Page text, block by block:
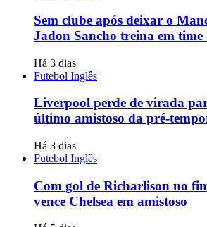
Sem clube após deixar o
Jadon Sancho treina em time
Há 3 dias
Futebol Inglês
Liverpool perde de virada
último amistoso da pré-
Há 3 dias
Futebol Inglês
Com gol de Richarlison no
vence Chelsea em amistoso